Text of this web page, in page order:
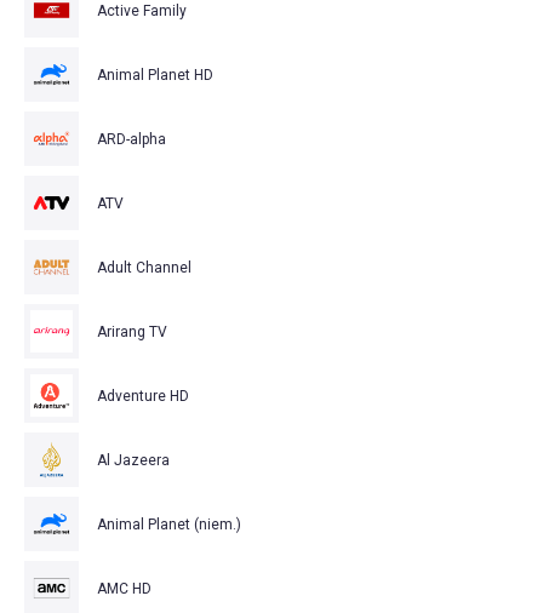
Active Family
Animal Planet HD
ARD-alpha
ATV
Adult Channel
Arirang TV
Adventure HD
Al Jazeera
Animal Planet (niem.)
AMC HD